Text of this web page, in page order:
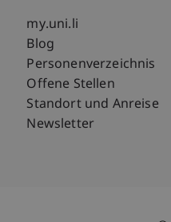
Hinweise
Fußzeile
my.uni.li
Blog
Personenverzeichnis
Offene Stellen
Standort und Anreise
Newsletter